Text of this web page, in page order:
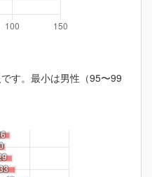
す。最小は男性（95〜99